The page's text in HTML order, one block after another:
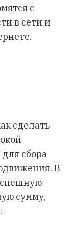
с
в сети и
сделать
сбора
В
сумму,